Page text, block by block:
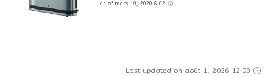
as of mars 19, 2020 6:02
Last updated on août 1, 2026 12:09